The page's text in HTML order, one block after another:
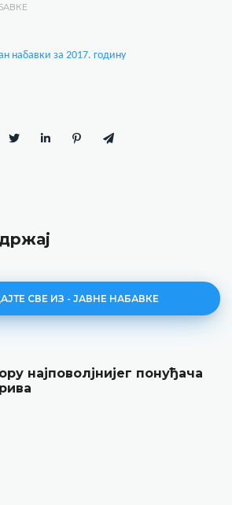
набавки за 2017. годину
СВЕ ИЗ - ЈАВНЕ НАБАВКЕ
најповолјнијег понуђача